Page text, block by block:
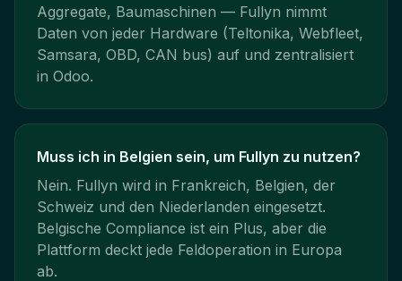
Aggregate, Baumaschinen — Fullyn nimmt
Daten von jeder Hardware (Teltonika, Webfleet,
Samsara, OBD, CAN bus) auf und zentralisiert
in Odoo.
Muss ich in Belgien sein, um Fullyn zu nutzen?
Nein. Fullyn wird in Frankreich, Belgien, der
Schweiz und den Niederlanden eingesetzt.
Belgische Compliance ist ein Plus, aber die
Plattform deckt jede Feldoperation in Europa
ab.